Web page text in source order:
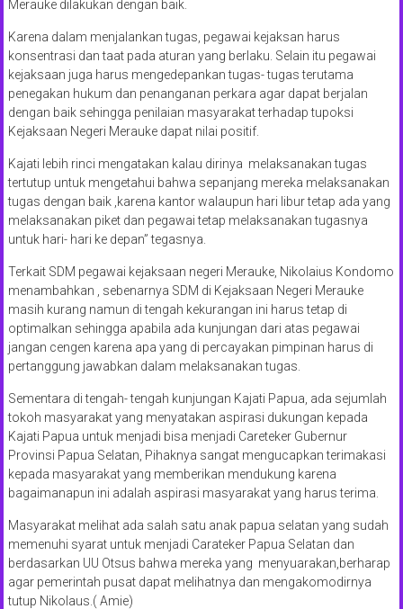
Merauke dilakukan dengan baik.
Karena dalam menjalankan tugas, pegawai kejaksan harus
konsentrasi dan taat pada aturan yang berlaku. Selain itu pegawai
kejaksaan juga harus mengedepankan tugas- tugas terutama
penegakan hukum dan penanganan perkara agar dapat berjalan
dengan baik sehingga penilaian masyarakat terhadap tupoksi
Kejaksaan Negeri Merauke dapat nilai positif.
Kajati lebih rinci mengatakan kalau dirinya melaksanakan tugas
tertutup untuk mengetahui bahwa sepanjang mereka melaksanakan
tugas dengan baik ,karena kantor walaupun hari libur tetap ada yang
melaksanakan piket dan pegawai tetap melaksanakan tugasnya
untuk hari- hari ke depan” tegasnya.
Terkait SDM pegawai kejaksaan negeri Merauke, Nikolaius Kondomo
menambahkan , sebenarnya SDM di Kejaksaan Negeri Merauke
masih kurang namun di tengah kekurangan ini harus tetap di
optimalkan sehingga apabila ada kunjungan dari atas pegawai
jangan cengen karena apa yang di percayakan pimpinan harus di
pertanggung jawabkan dalam melaksanakan tugas.
Sementara di tengah- tengah kunjungan Kajati Papua, ada sejumlah
tokoh masyarakat yang menyatakan aspirasi dukungan kepada
Kajati Papua untuk menjadi bisa menjadi Careteker Gubernur
Provinsi Papua Selatan, Pihaknya sangat mengucapkan terimakasi
kepada masyarakat yang memberikan mendukung karena
bagaimanapun ini adalah aspirasi masyarakat yang harus terima.
Masyarakat melihat ada salah satu anak papua selatan yang sudah
memenuhi syarat untuk menjadi Carateker Papua Selatan dan
berdasarkan UU Otsus bahwa mereka yang menyuarakan,berharap
agar pemerintah pusat dapat melihatnya dan mengakomodirnya
tutup Nikolaus.( Amie)